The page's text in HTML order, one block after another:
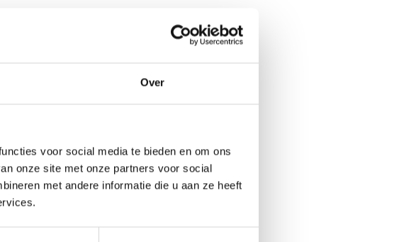
Over
voor social media te bieden en om ons
onze site met onze partners voor social
met andere informatie die u aan ze heeft
functie
Die